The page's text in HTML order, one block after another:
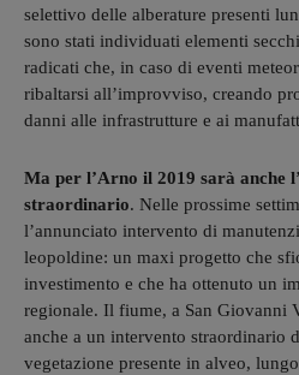
selettivo delle alberature presenti
sono stati individuati elementi
radicati che, in caso di eventi
ribaltarsi all’improvviso, creando
danni alle infrastrutture e ai
Ma per l’Arno il 2019 sarà anche
straordinario. Nelle prossime
l’annunciato intervento di
leopoldine: un maxi progetto che
investimento e che ha ottenuto un
regionale. Il fiume, a San Giovanni
anche a un intervento straordinario
vegetazione presente in alveo,